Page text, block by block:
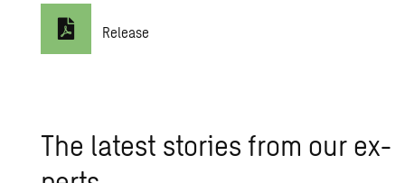
Release
The lat­est sto­ries from our ex­